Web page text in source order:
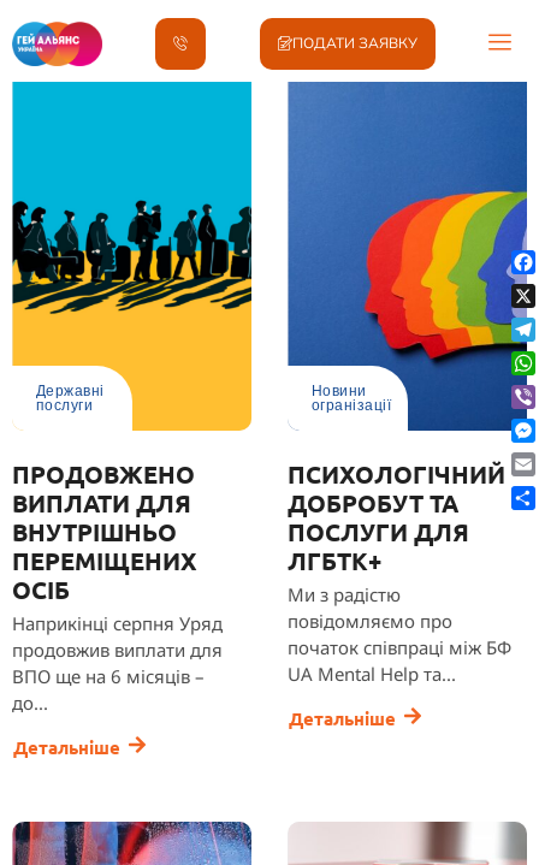
ПОДАТИ ЗАЯВКУ
Державні
послуги
ПРОДОВЖЕНО
ВИПЛАТИ ДЛЯ
ВНУТРІШНЬО
ПЕРЕМІЩЕНИХ
ОСІБ
Наприкінці серпня Уряд
продовжив виплати для
ВПО ще на 6 місяців –
до...
Детальніше
Новини
огранізації
ПСИХОЛОГІЧНИЙ
ДОБРОБУТ ТА
ПОСЛУГИ ДЛЯ
ЛГБТК+
Ми з радістю
повідомляємо про
початок співпраці між БФ
UA Mental Help та...
Детальніше
X